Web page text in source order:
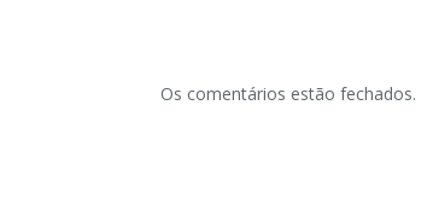
Os comentários estão fechados.